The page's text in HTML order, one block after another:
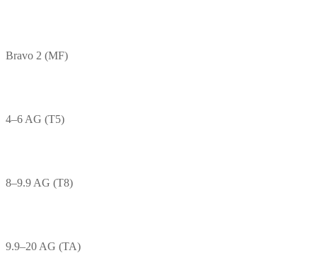
Bravo 2 (MF)
4–6 AG (T5)
8–9.9 AG (T8)
9.9–20 AG (TA)